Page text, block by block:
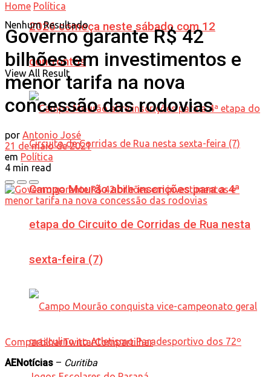
2026 começa neste sábado com 12
confrontos
Campo Mourão abre inscrições para a 4ª
etapa do Circuito de Corridas de Rua nesta
sexta-feira (7)
Nenhum Resultado
View All Result
Home Política
Governo garante R$ 42
bilhões em investimentos e
menor tarifa na nova
concessão das rodovias
por Antonio José
21 de maio de 2021
em Política
4 min read
CompartilharTwittarCompartilhar
AENotícias – Curitiba